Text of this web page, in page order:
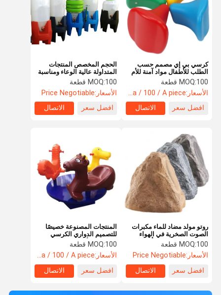
الحجم المخصص المنتجات
المتداولة عالية الوعاء ومناسبة
للخزانات المختلفة
MOQ:100 قطعة
الأسعار:Price Negotiable
افضل سعر
الاتصال
كرسي بي إي مصمم حسب
الطلب للأطفال مواد آمنة للأم
والطفلMOQ:100 قطعة
الأسعار:usa / 100 / A piece
افضل سعر
الاتصال
المنتجات المصنوعة خصيصًا
للتصميم الدواري الكرسي
الرئيسي للأطفال
MOQ:100 قطعة
الأسعار:usa / 100 / A piece
افضل سعر
الاتصال
روتو مولد مضاد للماء مكبرات
الصوت الصخرية في الهواء
الطلق حجر بيونيكي بألوان
واقعية
MOQ:100 قطعة
الأسعار:Price Negotiable
افضل سعر
الاتصال